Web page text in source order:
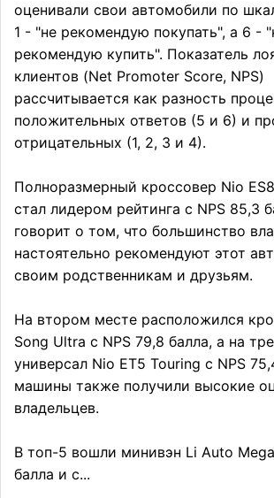
оценивали свои автомобили по
1 - "не рекомендую покупать", а 6 -
рекомендую купить". Показатель
клиентов (Net Promoter Score, NPS)
рассчитывается как разность
положительных ответов (5 и 6) и
отрицательных (1, 2, 3 и 4).
Полноразмерный кроссовер Nio
стал лидером рейтинга с NPS 85,3
говорит о том, что большинство
настоятельно рекомендуют этот
своим родственникам и друзьям.
На втором месте расположился
Song Ultra с NPS 79,8 балла, а на
универсал Nio ET5 Touring с NPS
машины также получили высокие
владельцев.
В топ-5 вошли минивэн Li Auto Mega
балла и с...